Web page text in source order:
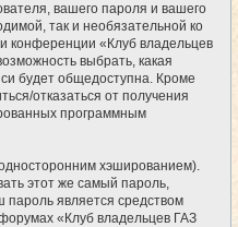
вашего пароля и вашего
так и необязательной ко
конференции «Клуб владельцев
выбрать, какая
будет общедоступна. Кроме
отказаться от получения
программным
хэшированием).
этот же самый пароль,
пароль является средством
«Клуб владельцев ГАЗ